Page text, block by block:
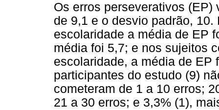
Os erros perseverativos
de 9,1 e o desvio padrão,
escolaridade a média de EP
média foi 5,7; e nos sujeitos
escolaridade, a média de EP
participantes do estudo (9)
cometeram de 1 a 10 erros;
21 a 30 erros; e 3,3% (1),